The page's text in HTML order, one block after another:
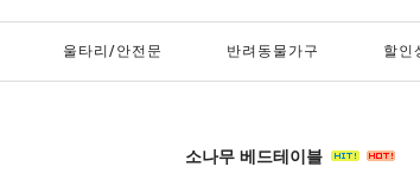
울타리/안전문 반려동물가구 할인
소나무 베드테이블